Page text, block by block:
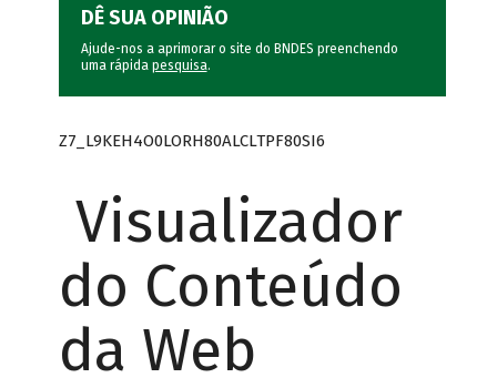
DÊ SUA OPINIÃO
Ajude-nos a aprimorar o site do BNDES preenchendo
uma rápida pesquisa.
Z7_L9KEH4O0LORH80ALCLTPF80SI6
Visualizador
do Conteúdo
da Web